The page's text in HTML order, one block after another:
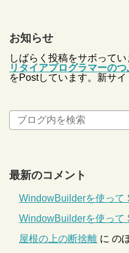
お知らせ
しばらく投稿をサボってい
リタイアプログラマーのつ
をPostしています。新サ
最新のコメント
WindowBuilderを使って
WindowBuilderを使って
屋根の上の断捨離 に の